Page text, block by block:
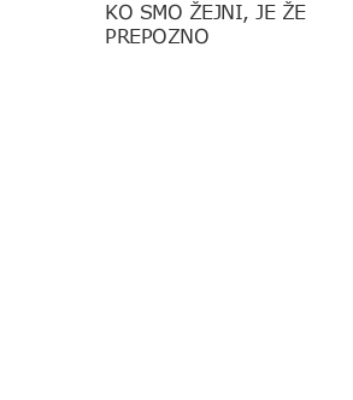
KO SMO ŽEJNI, JE ŽE
PREPOZNO